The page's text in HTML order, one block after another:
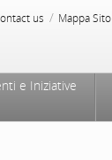
us / Mappa Sito
e Iniziative